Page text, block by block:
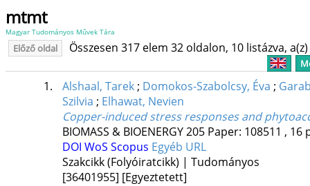
mtmt
Magyar Tudományos Művek Tára
Előző oldal Összesen 317 elem 32 oldalon, 10 listázva,
1. Alshaal, Tarek; Domokos-Szabolcsy, Éva ;
Szilvia ; Elhawat, Nevien
Copper-induced stress responses and
BIOMASS & BIOENERGY205 Paper: 108511 , 16
DOI WoS Scopus Egyéb URL
Szakcikk (Folyóiratcikk) | Tudományos
[36401955] [Egyeztetett]